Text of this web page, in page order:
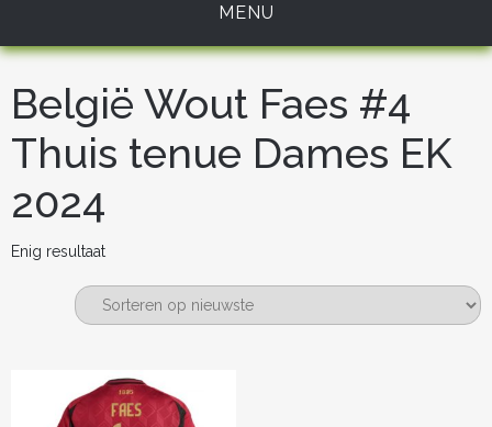
MENU
België Wout Faes #4
Thuis tenue Dames EK
2024
Enig resultaat